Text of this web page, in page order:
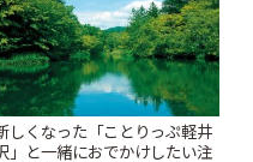
しくなった「ことりっぷ軽井
」と一緒におでかけしたい注